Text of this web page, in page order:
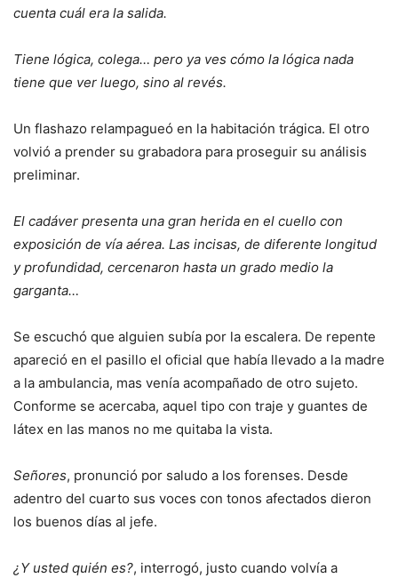
cuenta cuál era la salida.
Tiene lógica, colega… pero ya ves cómo la lógica nada
tiene que ver luego, sino al revés.
Un flashazo relampagueó en la habitación trágica. El otro
volvió a prender su grabadora para proseguir su análisis
preliminar.
El cadáver presenta una gran herida en el cuello con
exposición de vía aérea. Las incisas, de diferente longitud
y profundidad, cercenaron hasta un grado medio la
garganta…
Se escuchó que alguien subía por la escalera. De repente
apareció en el pasillo el oficial que había llevado a la madre
a la ambulancia, mas venía acompañado de otro sujeto.
Conforme se acercaba, aquel tipo con traje y guantes de
látex en las manos no me quitaba la vista.
Señores, pronunció por saludo a los forenses. Desde
adentro del cuarto sus voces con tonos afectados dieron
los buenos días al jefe.
¿Y usted quién es?, interrogó, justo cuando volvía a